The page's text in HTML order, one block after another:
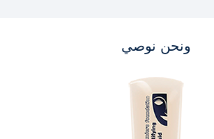
ونحن نوصي